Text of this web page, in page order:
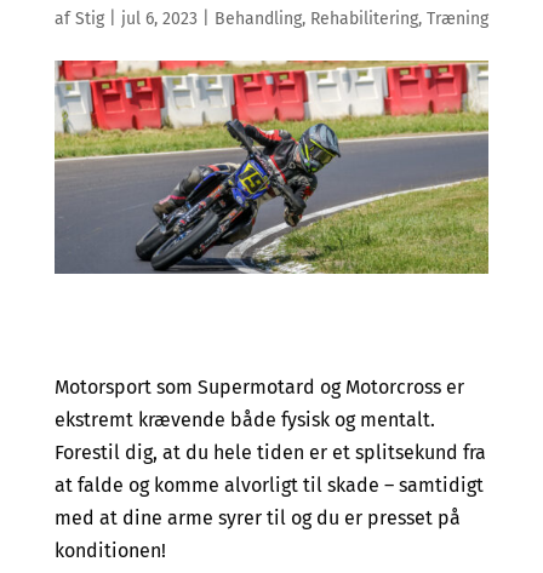
afStig| jul 6, 2023 Behandling, Rehabilitering, Træning
Motorsport som Supermotard og Motorcross er
ekstremt krævende både fysisk og mentalt.
Forestil dig, at du hele tiden er et splitsekund fra
at falde og komme alvorligt til skade – samtidigt
med at dine arme syrer til og du er presset på
konditionen!